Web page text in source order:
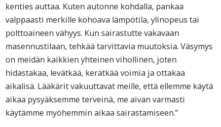
kenties auttaa. Kuten autonne kohdalla, pankaa
valppaasti merkille kohoava lämpötila, ylinopeus tai
polttoaineen vähyys. Kun sairastutte vakavaan
masennustilaan, tehkää tarvittavia muutoksia. Väsymys
on meidän kaikkien yhteinen vihollinen, joten
hidastakaa, levätkää, kerätkää voimia ja ottakaa
aikalisä. Lääkärit vakuuttavat meille, että ellemme käytä
aikaa pysyäksemme terveinä, me aivan varmasti
käytämme myöhemmin aikaa sairastamiseen.”